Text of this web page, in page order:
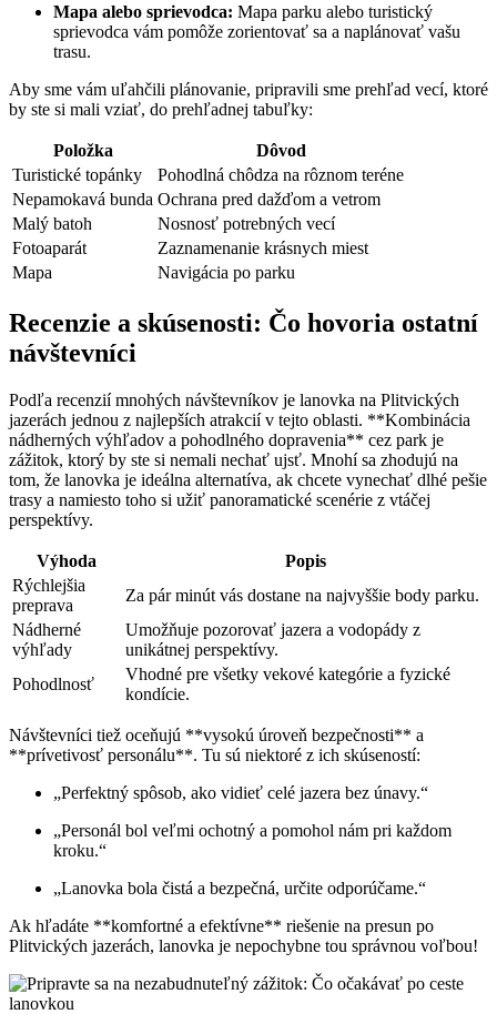
Mapa alebo sprievodca: Mapa parku alebo turistický
sprievodca vám pomôže zorientovať sa a naplánovať vašu
trasu.
Aby sme vám uľahčili plánovanie, pripravili sme prehľad vecí, ktoré
by ste si mali vziať, do prehľadnej tabuľky:
Položka
Dôvod
Turistické topánky
Pohodlná chôdza na rôznom teréne
Nepamokavá bunda Ochrana pred dažďom a vetrom
Malý batoh
Nosnosť potrebných vecí
Fotoaparát
Zaznamenanie krásnych miest
Mapa
Navigácia po parku
Recenzie a skúsenosti: Čo hovoria ostatní
návštevníci
Podľa recenzií mnohých návštevníkov je lanovka na Plitvických
jazerách jednou z najlepších atrakcií v tejto oblasti. **Kombinácia
nádherných výhľadov a pohodlného dopravenia** cez park je
zážitok, ktorý by ste si nemali nechať ujsť. Mnohí sa zhodujú na
tom, že lanovka je ideálna alternatíva, ak chcete vynechať dlhé pešie
trasy a namiesto toho si užiť panoramatické scenérie z vtáčej
perspektívy.
Výhoda
Popis
Rýchlejšia
preprava
Za pár minút vás dostane na najvyššie body parku.
Nádherné
výhľady
Umožňuje pozorovať jazera a vodopády z
unikátnej perspektívy.
Pohodlnosť
Vhodné pre všetky vekové kategórie a fyzické
kondície.
Návštevníci tiež oceňujú **vysokú úroveň bezpečnosti** a
**prívetivosť personálu**. Tu sú niektoré z ich skúseností:
„Perfektný spôsob, ako vidieť celé jazera bez únavy.“
„Personál bol veľmi ochotný a pomohol nám pri každom
kroku.“
„Lanovka bola čistá a bezpečná, určite odporúčame.“
Ak hľadáte **komfortné a efektívne** riešenie na presun po
Plitvických jazerách, lanovka je nepochybne tou správnou voľbou!